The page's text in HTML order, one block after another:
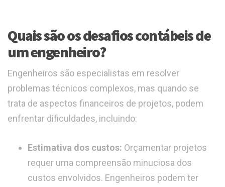
Quais são os desafios contábeis de
um engenheiro?
Engenheiros são especialistas em resolver
problemas técnicos complexos, mas quando se
trata de aspectos financeiros de projetos, podem
enfrentar dificuldades, incluindo:
Estimativa dos custos: Orçamentar projetos
requer uma compreensão minuciosa dos
custos envolvidos. Engenheiros podem ter